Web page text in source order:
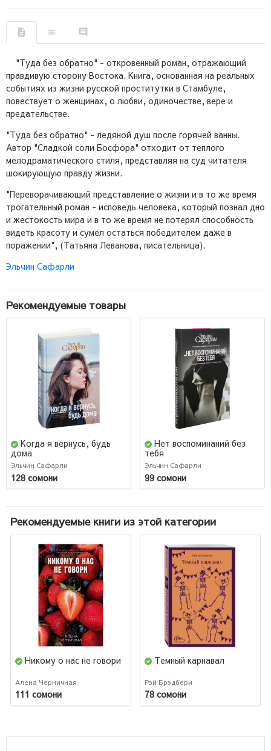
"Туда без обратно" - откровенный роман, отражающий
правдивую сторону Востока. Книга, основанная на реальных
событиях из жизни русской проститутки в Стамбуле,
повествует о женщинах, о любви, одиночестве, вере и
предательстве.
"Туда без обратно" - ледяной душ после горячей ванны.
Автор "Сладкой соли Босфора" отходит от теплого
мелодраматического стиля, представляя на суд читателя
шокирующую правду жизни.
"Переворачивающий представление о жизни и в то же время
трогательный роман - исповедь человека, который познал дно
и жестокость мира и в то же время не потерял способность
видеть красоту и сумел остаться победителем даже в
поражении", (Татьяна Леванова, писательница).
Эльчин Сафарли
Рекомендуемые товары
Когда я вернусь, будь
дома
Эльчин Сафарли
128 сомони
Нет воспоминаний без
тебя
Эльчин Сафарли
99 сомони
Рекомендуемые книги из этой категории
Никому о нас не говори
Алена Черничная
111 сомони
Темный карнавал
Рэй Брэдбери
78 сомони